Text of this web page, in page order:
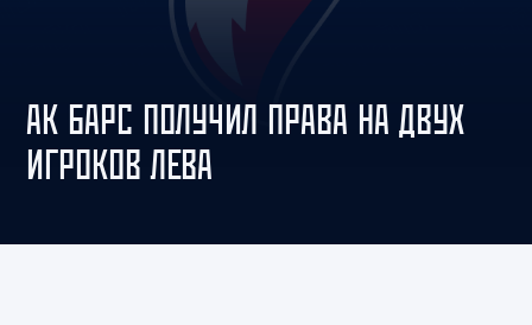
АК БАРС ПОЛУЧИЛ ПРАВА НА ДВУХ
ИГРОКОВ ЛЕВА